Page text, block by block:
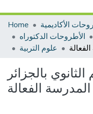
Home
الأطروحات الدكتوراه
علوم التربية
بالجزائر
الفعالة